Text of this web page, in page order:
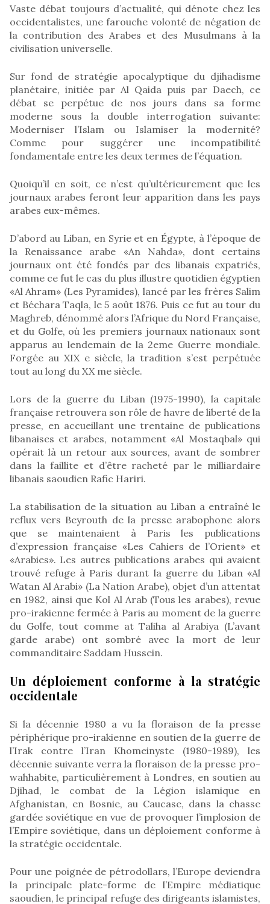
Vaste débat toujours d’actualité, qui dénote chez les
occidentalistes, une farouche volonté de négation de
la contribution des Arabes et des Musulmans à la
civilisation universelle.
Sur fond de stratégie apocalyptique du djihadisme
planétaire, initiée par Al Qaida puis par Daech, ce
débat se perpétue de nos jours dans sa forme
moderne sous la double interrogation suivante:
Moderniser l’Islam ou Islamiser la modernité?
Comme pour suggérer une incompatibilité
fondamentale entre les deux termes de l’équation.
Quoiqu’il en soit, ce n’est qu’ultérieurement que les
journaux arabes feront leur apparition dans les pays
arabes eux-mêmes.
D’abord au Liban, en Syrie et en Égypte, à l’époque de
la Renaissance arabe «An Nahda», dont certains
journaux ont été fondés par des libanais expatriés,
comme ce fut le cas du plus illustre quotidien égyptien
«Al Ahram» (Les Pyramides), lancé par les frères Salim
et Béchara Taqla, le 5 août 1876. Puis ce fut au tour du
Maghreb, dénommé alors l’Afrique du Nord Française,
et du Golfe, où les premiers journaux nationaux sont
apparus au lendemain de la 2eme Guerre mondiale.
Forgée au XIX e siècle, la tradition s’est perpétuée
tout au long du XX me siècle.
Lors de la guerre du Liban (1975-1990), la capitale
française retrouvera son rôle de havre de liberté de la
presse, en accueillant une trentaine de publications
libanaises et arabes, notamment «Al Mostaqbal» qui
opérait là un retour aux sources, avant de sombrer
dans la faillite et d’être racheté par le milliardaire
libanais saoudien Rafic Hariri.
La stabilisation de la situation au Liban a entraîné le
reflux vers Beyrouth de la presse arabophone alors
que se maintenaient à Paris les publications
d’expression française «Les Cahiers de l’Orient» et
«Arabies». Les autres publications arabes qui avaient
trouvé refuge à Paris durant la guerre du Liban «Al
Watan Al Arabi» (La Nation Arabe), objet d’un attentat
en 1982, ainsi que Kol Al Arab (Tous les arabes), revue
pro-irakienne fermée à Paris au moment de la guerre
du Golfe, tout comme at Taliha al Arabiya (L’avant
garde arabe) ont sombré avec la mort de leur
commanditaire Saddam Hussein.
Un déploiement conforme à la stratégie
occidentale
Si la décennie 1980 a vu la floraison de la presse
périphérique pro-irakienne en soutien de la guerre de
l’Irak contre l’Iran Khomeinyste (1980-1989), les
décennie suivante verra la floraison de la presse pro-
wahhabite, particulièrement à Londres, en soutien au
Djihad, le combat de la Légion islamique en
Afghanistan, en Bosnie, au Caucase, dans la chasse
gardée soviétique en vue de provoquer l’implosion de
l’Empire soviétique, dans un déploiement conforme à
la stratégie occidentale.
Pour une poignée de pétrodollars, l’Europe deviendra
la principale plate-forme de l’Empire médiatique
saoudien, le principal refuge des dirigeants islamistes,